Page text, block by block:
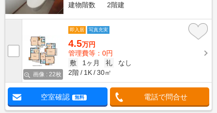
建物階数
2階建
画像 : 22枚
即入居 写真充実
4.5万円
管理費等：0円
敷
1ヶ月 礼
なし
2階
1K 30㎡
空室確認 無料 電話で問合せ